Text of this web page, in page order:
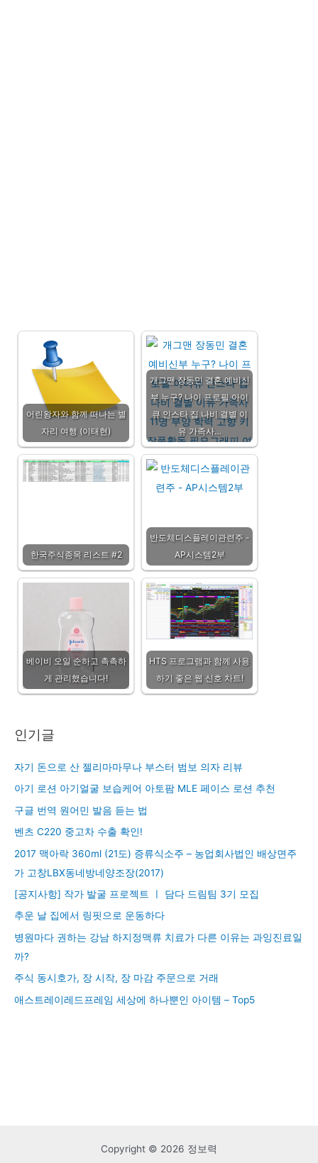
어린왕자와 함께 떠나는 별
자리 여행 (이태현)
개그맨 장동민 결혼 예비신
부 누구? 나이 프로필 아이
큐 인스타 집 나비 결별 이
유 가족사…
한국주식종목 리스트 #2
반도체디스플레이관련주 -
AP시스템2부
베이비 오일 순하고 촉촉하
게 관리했습니다!
HTS 프로그램과 함께 사용
하기 좋은 웹 신호 차트!
인기글
자기 돈으로 산 젤리마마무나 부스터 범보 의자 리뷰
아기 로션 아기얼굴 보습케어 아토팜 MLE 페이스 로션 추천
구글 번역 원어민 발음 듣는 법
벤츠 C220 중고차 수출 확인!
2017 맥아락 360ml (21도) 증류식소주 – 농업회사법인 배상면주
가 고창LBX동네방네양조장(2017)
[공지사항] 작가 발굴 프로젝트 ㅣ 담다 드림팀 3기 모집
추운 날 집에서 링핏으로 운동하다
병원마다 권하는 강남 하지정맥류 치료가 다른 이유는 과잉진료일
까?
주식 동시호가, 장 시작, 장 마감 주문으로 거래
애스트레이레드프레임 세상에 하나뿐인 아이템 – Top5
Copyright © 2026 정보력